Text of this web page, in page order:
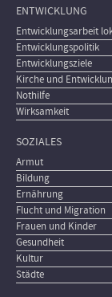
ENTWICKLUNG
Entwicklungsarbeit
Entwicklungspolitik
Entwicklungsziele
Kirche und
Nothilfe
Wirksamkeit
SOZIALES
Armut
Bildung
Ernährung
Flucht und Migration
Frauen und Kinder
Gesundheit
Kultur
Städte